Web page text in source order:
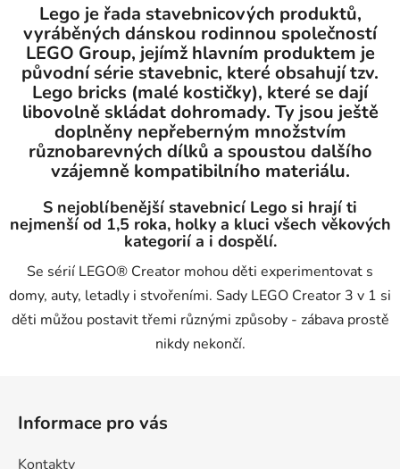
Lego je řada stavebnicových produktů,
vyráběných dánskou rodinnou společností
LEGO Group, jejímž hlavním produktem je
původní série stavebnic, které obsahují tzv.
Lego bricks (malé kostičky), které se dají
libovolně skládat dohromady. Ty jsou ještě
doplněny nepřeberným množstvím
různobarevných dílků a spoustou dalšího
vzájemně kompatibilního materiálu.
S nejoblíbenější stavebnicí Lego si hrají ti
nejmenší od 1,5 roka, holky a kluci všech věkových
kategorií a i dospělí.
Se sérií LEGO® Creator mohou děti experimentovat s
domy, auty, letadly i stvořeními. Sady LEGO Creator 3 v 1 si
děti můžou postavit třemi různými způsoby - zábava prostě
nikdy nekončí.
Informace pro vás
Kontakty